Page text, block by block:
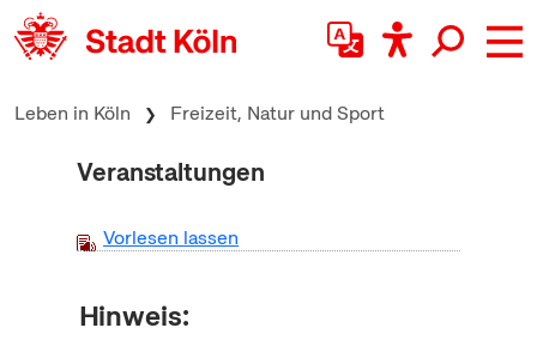
zum Inhalt springen
Leben in Köln Freizeit, Natur und Sport
Veranstaltungen
Vorlesen lassen
Hinweis: